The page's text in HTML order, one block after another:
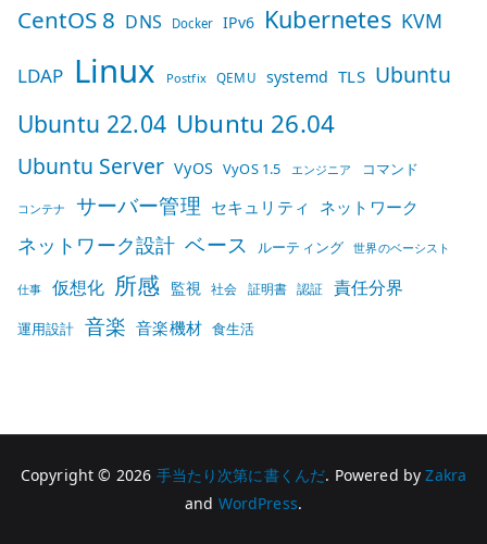
CentOS 8 DNS Docker IPv6 Kubernetes KVM
LDAP Linux Postfix QEMU systemd TLS Ubuntu
Ubuntu 22.04 Ubuntu 26.04
Ubuntu Server VyOS VyOS 1.5 エンジニア コマンド
コンテナ サーバー管理 セキュリティ ネットワーク
ネットワーク設計 ベース ルーティング 世界のベーシスト
仕事 仮想化 所感 監視 社会 証明書 認証 責任分界
運用設計 音楽 音楽機材 食生活
Copyright © 2026 手当たり次第に書くんだ. Powered byZakra
and WordPress.